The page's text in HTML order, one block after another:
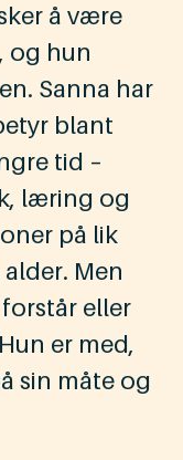
å være
og hun
Sanna har
blant
tid –
læring og
på lik
Men
eller
er med,
sin måte og